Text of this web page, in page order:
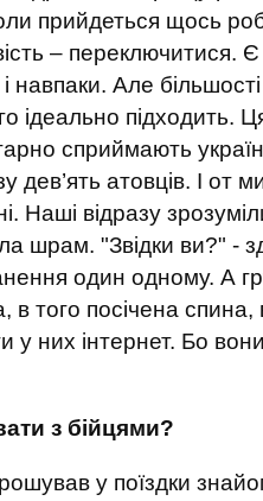
прийдеться щось
– переключитися. Є
навпаки. Але
ідеально
сприймають
дев’ять атовців. І
Наші відразу
шрам. "Звідки ви?" -
один одному. А
в того посічена
у них інтернет. Бо
з бійцями?
у поїздки